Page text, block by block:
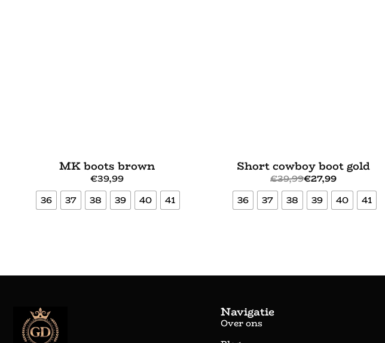
MK boots brown
€39,99
36
37 38 39 40
41
Short cowboy boot gold
€39,99€27,99
36
37 38 39 40
41
Navigatie
Over ons